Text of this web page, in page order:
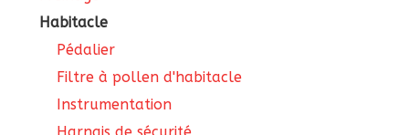
Habitacle
Pédalier
Filtre à pollen d'habitacle
Instrumentation